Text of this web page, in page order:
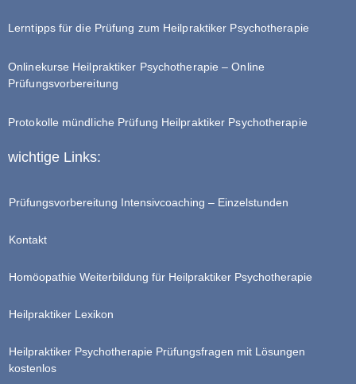
Lerntipps für die Prüfung zum Heilpraktiker Psychotherapie
Onlinekurse Heilpraktiker Psychotherapie – Online
Prüfungsvorbereitung
Protokolle mündliche Prüfung Heilpraktiker Psychotherapie
wichtige Links:
Prüfungsvorbereitung Intensivcoaching – Einzelstunden
Kontakt
Homöopathie Weiterbildung für Heilpraktiker Psychotherapie
Heilpraktiker Lexikon
Heilpraktiker Psychotherapie Prüfungsfragen mit Lösungen
kostenlos